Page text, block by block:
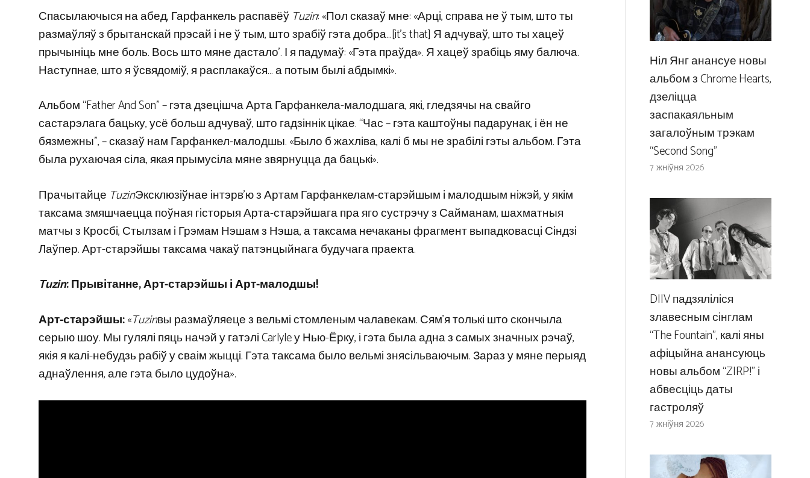
Спасылаючыся на абед, Гарфанкель распавёў Tuzin: «Пол сказаў мне: «Арці, справа не ў тым, што ты
размаўляў з брытанскай прэсай і не ў тым, што зрабіў гэта добра…[it’s that] Я адчуваў, што ты хацеў
прычыніць мне боль. Вось што мяне дастало’. І я падумаў: «Гэта праўда». Я хацеў зрабіць яму балюча.
Наступнае, што я ўсвядоміў, я расплакаўся… а потым былі абдымкі».
Альбом “Father And Son” – гэта дзецішча Арта Гарфанкела-малодшага, які, гледзячы на ​​свайго
састарэлага бацьку, усё больш адчуваў, што гадзіннік цікае. “Час – гэта каштоўны падарунак, і ён не
бязмежны”, – сказаў нам Гарфанкел-малодшы. «Было б жахліва, калі б мы не зрабілі гэты альбом. Гэта
была рухаючая сіла, якая прымусіла мяне звярнуцца да бацькі».
Прачытайце TuzinЭксклюзіўнае інтэрв’ю з Артам Гарфанкелам-старэйшым і малодшым ніжэй, у якім
таксама змяшчаецца поўная гісторыя Арта-старэйшага пра яго сустрэчу з Сайманам, шахматныя
матчы з Кросбі, Стылзам і Грэмам Нэшам з Нэша, а таксама нечаканы фрагмент выпадковасці Сіндзі
Лаўпер. Арт-старэйшы таксама чакаў патэнцыйнага будучага праекта.
Tuzin: Прывітанне, Арт-старэйшы і Арт-малодшы!
Арт-старэйшы:«Tuzinвы размаўляеце з вельмі стомленым чалавекам. Сям’я толькі што скончыла
серыю шоу. Мы гулялі пяць начэй у гатэлі Carlyle у Нью-Ёрку, і гэта была адна з самых значных рэчаў,
якія я калі-небудзь рабіў у сваім жыцці. Гэта таксама было вельмі знясільваючым. Зараз у мяне перыяд
аднаўлення, але гэта было цудоўна».
Ніл Янг анансуе новы
альбом з Chrome Hearts,
дзеліцца
заспакаяльным
загалоўным трэкам
“Second Song”
7 жніўня 2026
DIIV падзяліліся
злавесным сінглам
“The Fountain”, калі яны
афіцыйна анансуюць
новы альбом “ZIRP!” і
абвесціць даты
гастроляў
7 жніўня 2026